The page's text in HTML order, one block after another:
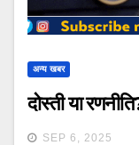
अन्य खबर
दोस्ती या
SEP 6, 2025